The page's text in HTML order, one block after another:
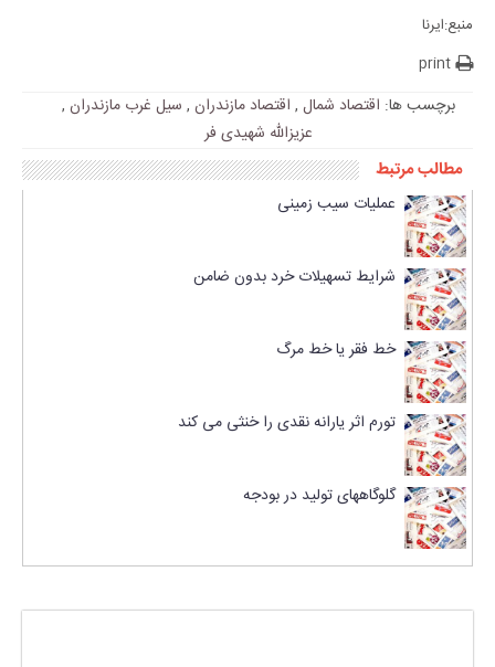
منبع:ایرنا
print
برچسب ها: اقتصاد شمال , اقتصاد مازندران , سیل غرب مازندران ,
عزیزالله شهیدی فر
مطالب مرتبط
عملیات سیب زمینی
شرایط تسهیلات خرد بدون ضامن
خط فقر یا خط مرگ
تورم اثر یارانه نقدی را خنثی می کند
گلوگاههای تولید در بودجه